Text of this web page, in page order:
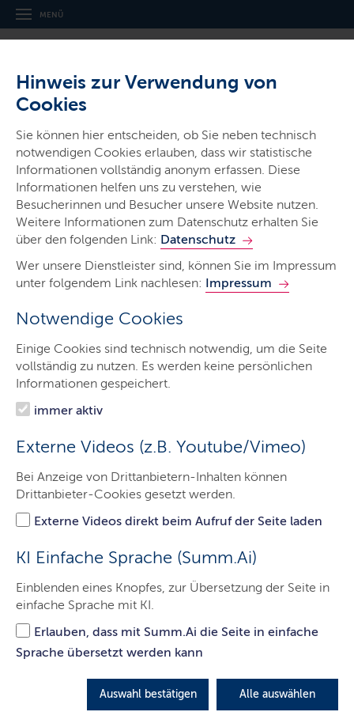
Hinweis zur Verwendung von
Cookies
Sie können hier entscheiden, ob Sie neben technisch
notwendigen Cookies erlauben, dass wir statistische
Informationen vollständig anonym erfassen. Diese
Informationen helfen uns zu verstehen, wie
Besucherinnen und Besucher unsere Website nutzen.
Weitere Informationen zum Datenschutz erhalten Sie
über den folgenden Link: Datenschutz
Wer unsere Dienstleister sind, können Sie im Impressum
unter folgendem Link nachlesen: Impressum
Notwendige Cookies
Einige Cookies sind technisch notwendig, um die Seite
vollständig zu nutzen. Es werden keine persönlichen
Informationen gespeichert.
immer aktiv
Externe Videos (z.B. Youtube/Vimeo)
Bei Anzeige von Drittanbietern-Inhalten können
Drittanbieter-Cookies gesetzt werden.
Externe Videos direkt beim Aufruf der Seite laden
KI Einfache Sprache (Summ.Ai)
Einblenden eines Knopfes, zur Übersetzung der Seite in
einfache Sprache mit KI.
Erlauben, dass mit Summ.Ai die Seite in einfache
Sprache übersetzt werden kann
Auswahl bestätigen Alle auswählen
MENÜ
Institut für
Qualitätsentwicklung an
Schulen Schleswig-Holstein
Ministerien & Behörden
Start
IQSH
Arbeitsfelder
Themen
Termine
Publikationen
Bibliothek
Das Medienangebot der IQSH-Bibliothek umfasst
Fachliteratur und Unterrichtsmaterialien auch
Examensarbeiten in digitaler Form.